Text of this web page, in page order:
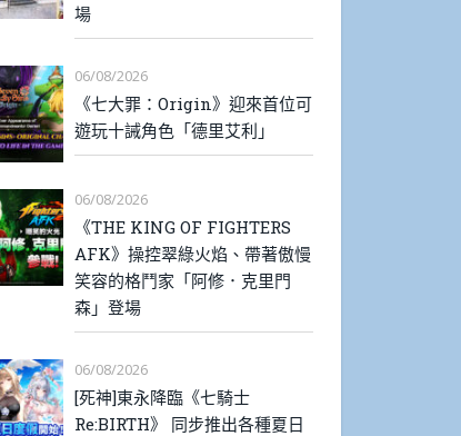
場
06/08/2026
《七大罪：Origin》迎來首位可
遊玩十誡角色「德里艾利」
06/08/2026
《THE KING OF FIGHTERS
AFK》操控翠綠火焰、帶著傲慢
笑容的格鬥家「阿修．克里門
森」登場
06/08/2026
[死神]東永降臨《七騎士
Re:BIRTH》 同步推出各種夏日